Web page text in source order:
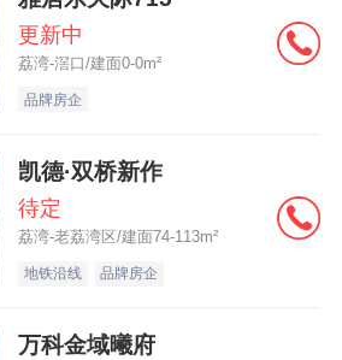
更新中
荔湾-滘口/建面0-0m²
品牌房企
凯德·双桥新作
待定
荔湾-老荔湾区/建面74-113m²
地铁沿线 品牌房企
万科金域曦府